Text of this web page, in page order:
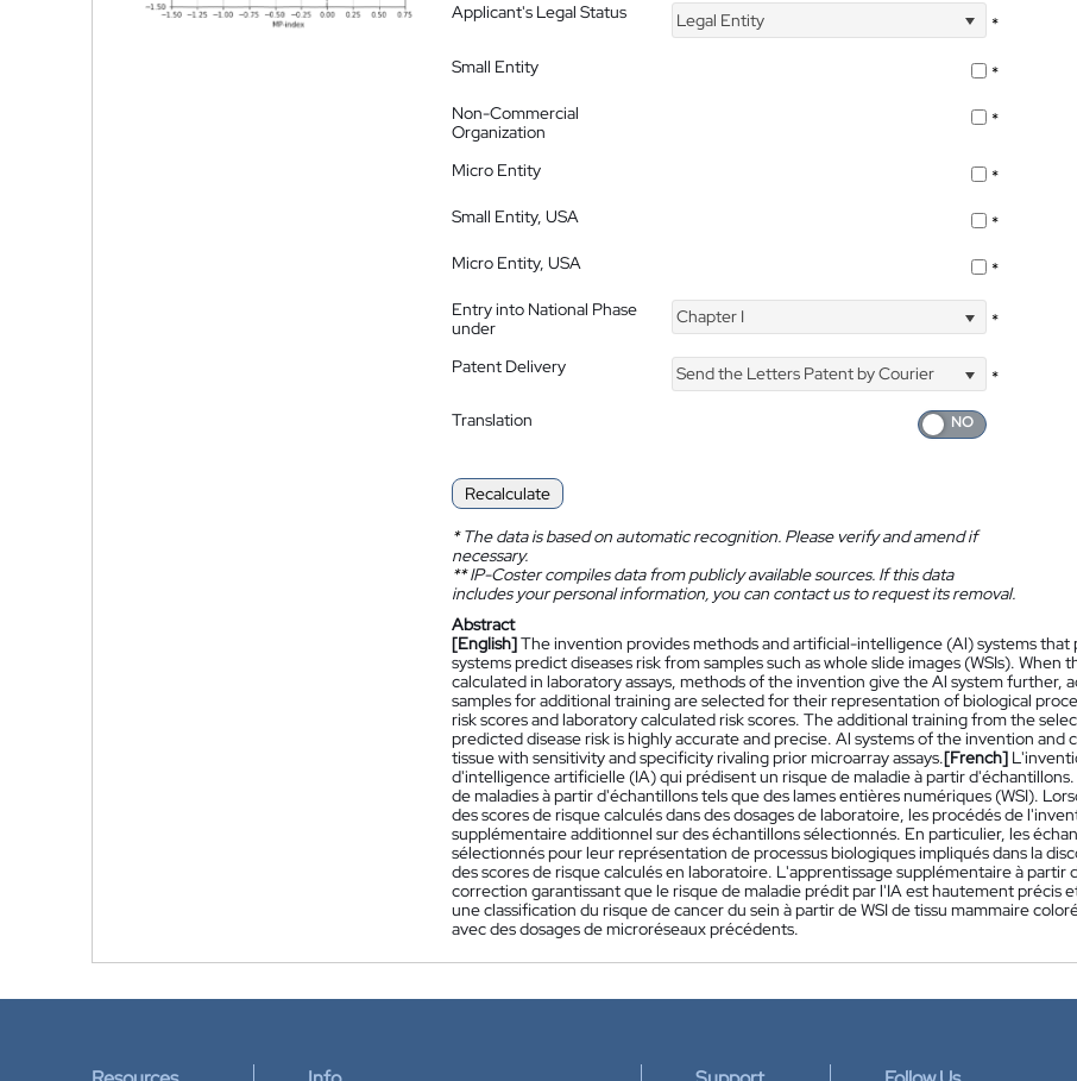
Applicant's Legal Status
Legal Entity
*
Small Entity
*
Non-Commercial
Organization
*
Micro Entity
*
Small Entity, USA
*
Micro Entity, USA
*
Entry into National Phase
under
Chapter I *
Patent Delivery Send the Letters Patent by Courier
*
Translation
Recalculate
*The data is based on automatic recognition. Please verify and amend if
necessary.
**IP-Coster compiles data from publicly available sources. If this data
includes your personal information, you can contact us to request its removal.
Abstract
[English]The invention provides methods and artificial-intelligence (Al) systems that
systems predict diseases risk from samples such as whole slide images (WSIs).
calculated in laboratory assays, methods of the invention give the Al system further,
samples for additional training are selected for their representation of biological
risk scores and laboratory calculated risk scores. The additional training from the
predicted disease risk is highly accurate and precise. Al systems of the invention and
tissue with sensitivity and specificity rivaling prior microarray assays.[French]
d'intelligence artificielle (IA) qui prédisent un risque de maladie à partir
de maladies à partir d'échantillons tels que des lames entières numériques (WSI).
des scores de risque calculés dans des dosages de laboratoire, les procédés de
supplémentaire additionnel sur des échantillons sélectionnés. En particulier, les
sélectionnés pour leur représentation de processus biologiques impliqués dans la
des scores de risque calculés en laboratoire. L'apprentissage supplémentaire à
correction garantissant que le risque de maladie prédit par l'IA est hautement
une classification du risque de cancer du sein à partir de WSI de tissu mammaire
avec des dosages de microréseaux précédents.